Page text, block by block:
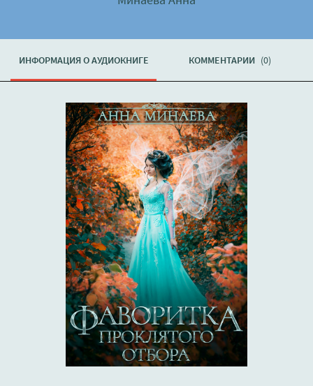
ИНФОРМАЦИЯ О АУДИОКНИГЕ КОММЕНТАРИИ (0)